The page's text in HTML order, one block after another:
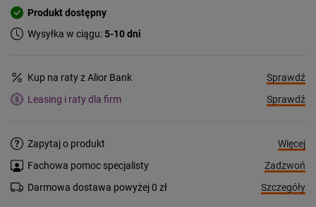
Produkt dostępny
Wysyłka w ciągu:5-10 dni
Kup na raty z Alior Bank
Sprawdź
Leasing i raty dla firm
Sprawdź
Zapytaj o produkt
Więcej
Fachowa pomoc specjalisty
Zadzwoń
Darmowa dostawa powyżej 0 zł
Szczegóły